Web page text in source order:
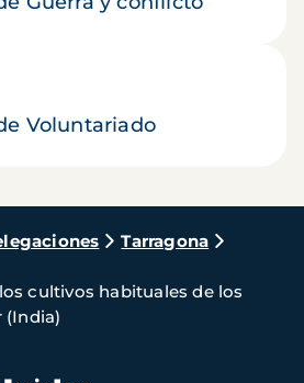
Voluntariado
Tarragona
cultivos habituales de los
(India)